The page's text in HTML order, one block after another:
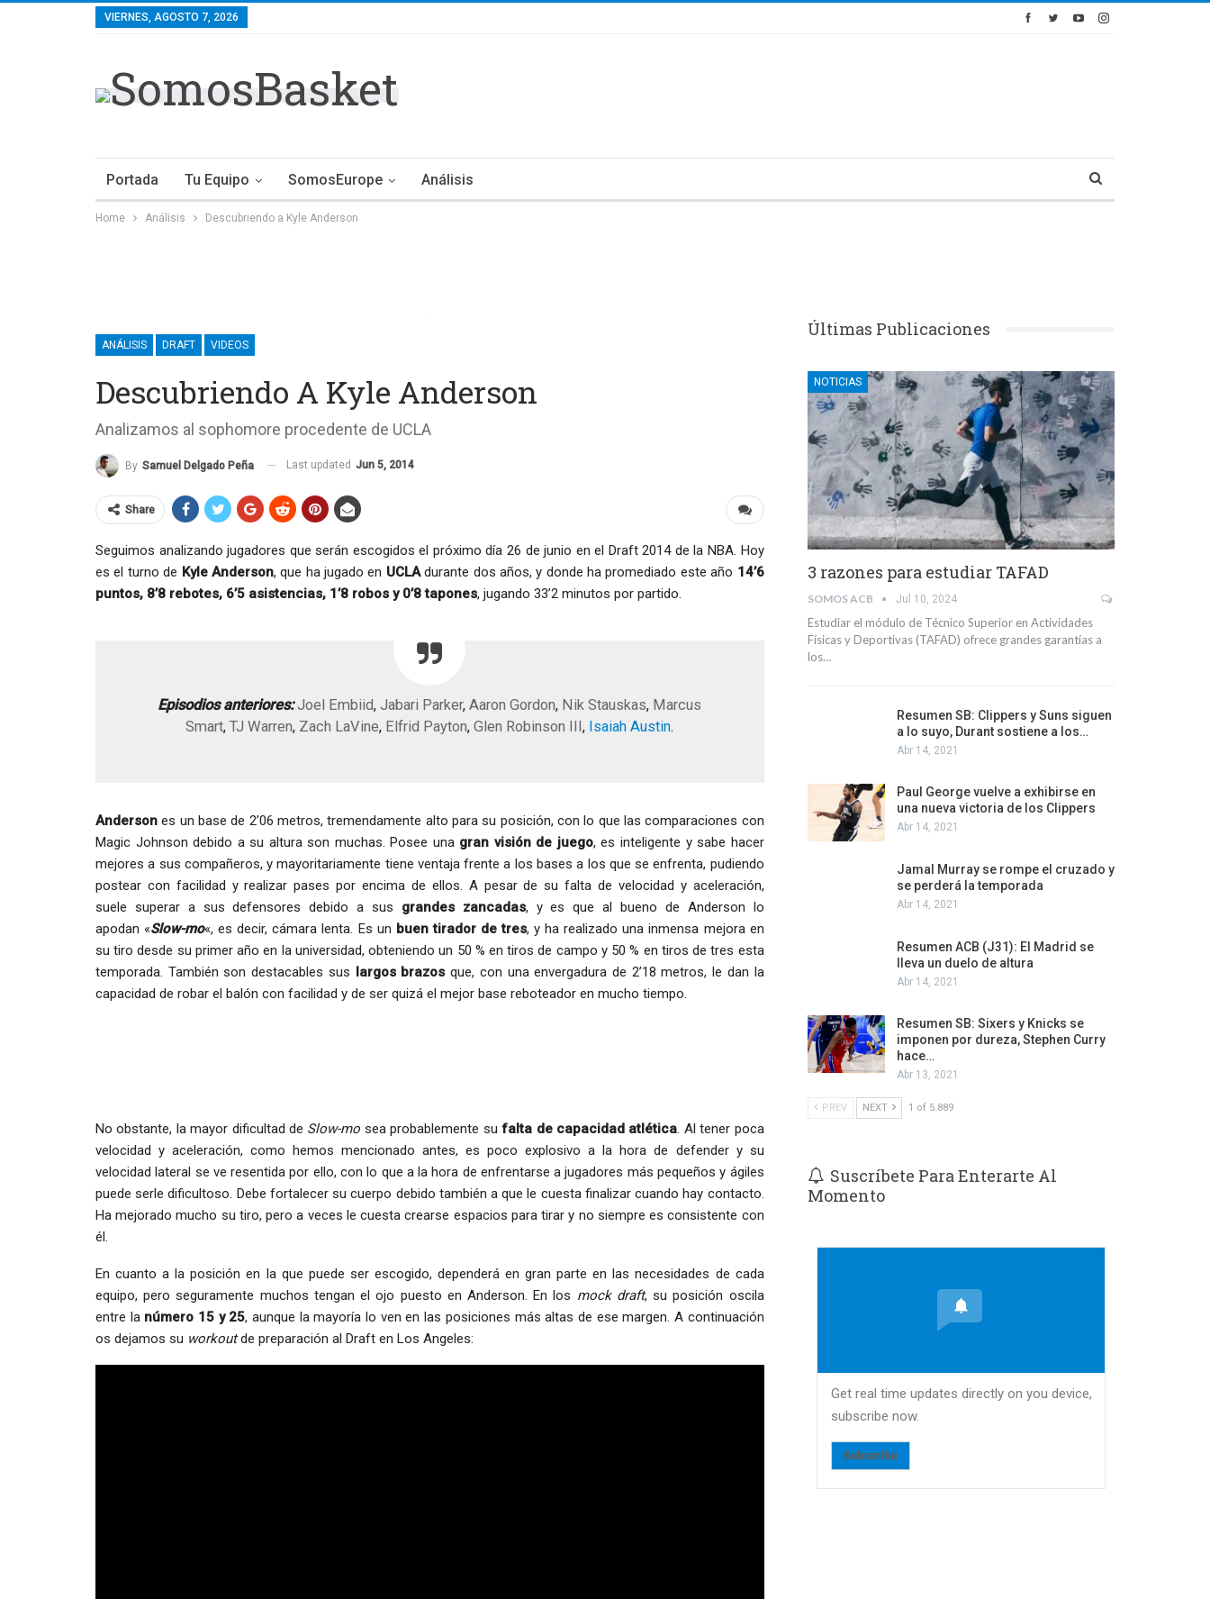
VIERNES, AGOSTO 7, 2026
Portada Tu Equipo SomosEurope Análisis
Home Análisis Descubriendo a Kyle Anderson
ANÁLISIS DRAFT VIDEOS
Descubriendo A Kyle Anderson
Analizamos al sophomore procedente de UCLA
By Samuel Delgado Peña Last updated Jun 5, 2014
Share
Seguimos analizando jugadores que serán escogidos el próximo día 26 de junio en el Draft 2014 de la NBA. Hoy
es el turno de Kyle Anderson, que ha jugado en UCLAdurante dos años, y donde ha promediado este año 14’6
puntos, 8’8 rebotes, 6’5 asistencias, 1’8 robos y 0’8 tapones, jugando 33’2 minutos por partido.
Episodios anteriores: Joel Embiid,Jabari Parker,Aaron Gordon, Nik Stauskas, Marcus
Smart,TJ Warren, Zach LaVine, Elfrid Payton,Glen Robinson III, Isaiah Austin.
Anderson es un base de 2’06 metros, tremendamente alto para su posición, con lo que las comparaciones con
Magic Johnson debido a su altura son muchas. Posee una gran visión de juego, es inteligente y sabe hacer
mejores a sus compañeros, y mayoritariamente tiene ventaja frente a los bases a los que se enfrenta, pudiendo
postear con facilidad y realizar pases por encima de ellos. A pesar de su falta de velocidad y aceleración,
suele superar a sus defensores debido a sus grandes zancadas, y es que al bueno de Anderson lo
apodan «Slow-mo«, es decir, cámara lenta. Es un buen tirador de tres, y ha realizado una inmensa mejora en
su tiro desde su primer año en la universidad, obteniendo un 50 % en tiros de campo y 50 % en tiros de tres esta
temporada. También son destacables sus largos brazosque, con una envergadura de 2’18 metros, le dan la
capacidad de robar el balón con facilidad y de ser quizá el mejor base reboteador en mucho tiempo.
No obstante, la mayor dificultad de Slow-mo sea probablemente su falta de capacidad atlética. Al tener poca
velocidad y aceleración, como hemos mencionado antes, es poco explosivo a la hora de defender y su
velocidad lateral se ve resentida por ello, con lo que a la hora de enfrentarse a jugadores más pequeños y ágiles
puede serle dificultoso. Debe fortalecer su cuerpo debido también a que le cuesta finalizar cuando hay contacto.
Ha mejorado mucho su tiro, pero a veces le cuesta crearse espacios para tirar y no siempre es consistente con
él.
En cuanto a la posición en la que puede ser escogido, dependerá en gran parte en las necesidades de cada
equipo, pero seguramente muchos tengan el ojo puesto en Anderson. En los mock draft, su posición oscila
entre la número 15 y 25, aunque la mayoría lo ven en las posiciones más altas de ese margen. A continuación
os dejamos su workoutde preparación al Draft en Los Angeles:
Últimas Publicaciones
NOTICIAS
3 razones para estudiar TAFAD
SOMOS ACB Jul 10, 2024
Estudiar el módulo de Técnico Superior en Actividades
Físicas y Deportivas (TAFAD) ofrece grandes garantías a
los…
Resumen SB: Clippers y Suns siguen
a lo suyo, Durant sostiene a los…
Abr 14, 2021
Paul George vuelve a exhibirse en
una nueva victoria de los Clippers
Abr 14, 2021
Jamal Murray se rompe el cruzado y
se perderá la temporada
Abr 14, 2021
Resumen ACB (J31): El Madrid se
lleva un duelo de altura
Abr 14, 2021
Resumen SB: Sixers y Knicks se
imponen por dureza, Stephen Curry
hace…
Abr 13, 2021
PREV NEXT 1 of 5.889
Suscríbete Para Enterarte Al
Momento
Get real time updates directly on you device,
subscribe now.
Subscribe